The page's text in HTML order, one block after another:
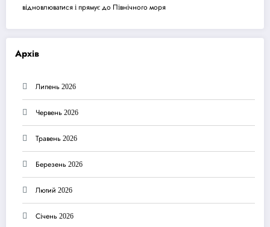
відновлюватися і прямує до Північного моря
Архів
Липень 2026
Червень 2026
Травень 2026
Березень 2026
Лютий 2026
Січень 2026